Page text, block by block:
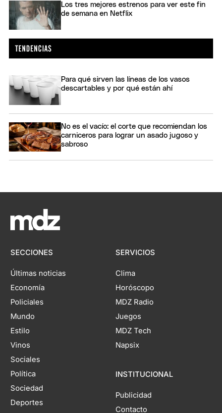
Los tres mejores estrenos para ver este fin
de semana en Netflix
Para qué sirven las líneas de los vasos
descartables y por qué están ahí
No es el vacío: el corte que recomiendan los
carniceros para lograr un asado jugoso y
sabroso
SECCIONES
Últimas noticias
Economía
Policiales
Mundo
Estilo
Vinos
Sociales
Política
Sociedad
Deportes
SERVICIOS
Clima
Horóscopo
MDZ Radio
Juegos
MDZ Tech
Napsix
INSTITUCIONAL
Publicidad
Contacto